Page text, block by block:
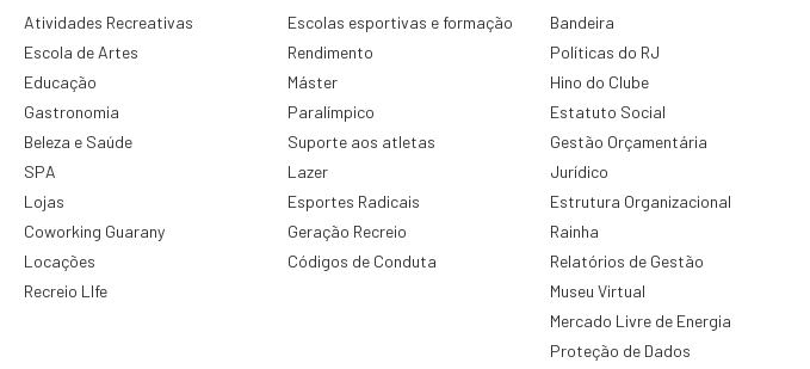
Atividades Recreativas
Escola de Artes
Educação
Gastronomia
Beleza e Saúde
SPA
Lojas
Coworking Guarany
Locações
Recreio LIfe
Escolas esportivas e formação
Rendimento
Máster
Paralímpico
Suporte aos atletas
Lazer
Esportes Radicais
Geração Recreio
Códigos de Conduta
Bandeira
Políticas do RJ
Hino do Clube
Estatuto Social
Gestão Orçamentária
Jurídico
Estrutura Organizacional
Rainha
Relatórios de Gestão
Museu Virtual
Mercado Livre de Energia
Proteção de Dados